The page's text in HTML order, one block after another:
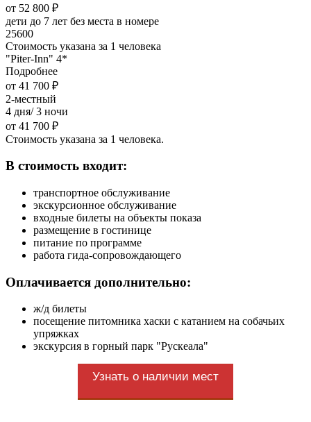
от 52 800 ₽
дети до 7 лет без места в номере
25600
Стоимость указана за 1 человека
"Piter-Inn" 4*
Подробнее
от 41 700 ₽
2-местный
4 дня/ 3 ночи
от 41 700 ₽
Стоимость указана за 1 человека.
В стоимость входит:
транспортное обслуживание
экскурсионное обслуживание
входные билеты на объекты показа
размещение в гостинице
питание по программе
работа гида-сопровождающего
Оплачивается дополнительно:
ж/д билеты
посещение питомника хаски с катанием на собачьих
упряжках
экскурсия в горный парк "Рускеала"
Узнать о наличии мест